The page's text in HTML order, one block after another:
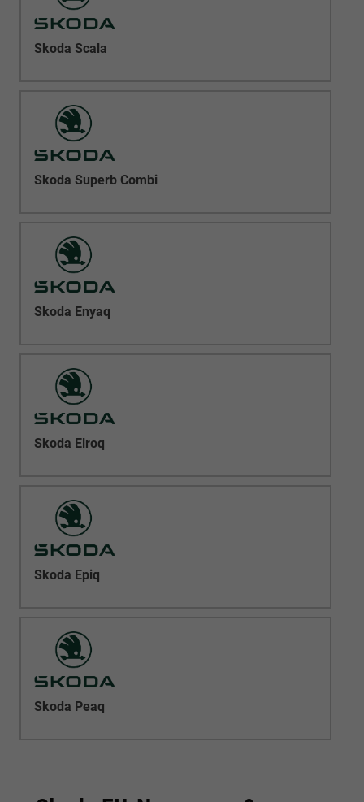
Skoda Scala
Skoda Superb Combi
Skoda Enyaq
Skoda Elroq
Skoda Epiq
Skoda Peaq